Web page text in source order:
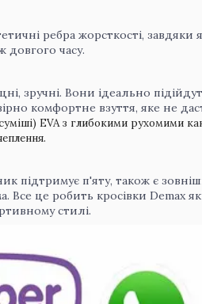
ребра жорсткості,
часу.
зручні. Вони ідеально
комфортне взуття, яке не
EVA з глибокими рухомими
підтримує п'яту, також є
Все це робить кросівки Demax
стилі.